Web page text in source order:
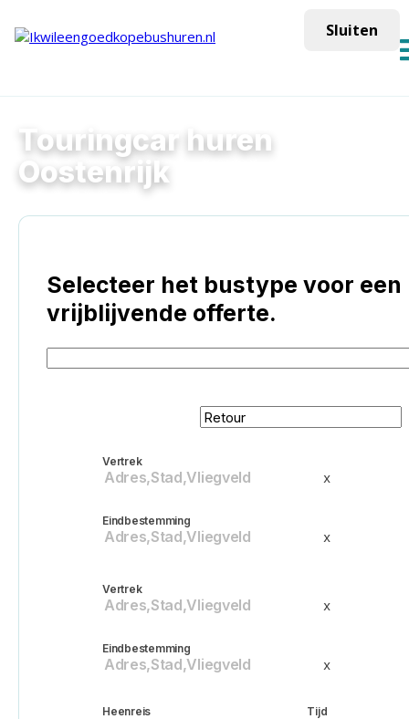
Touringcar huren
Oostenrijk
Selecteer het bustype voor een
vrijblijvende offerte.
Vertrek
x
Eindbestemming
x
Vertrek
x
Eindbestemming
x
Heenreis Tijd
Sluiten